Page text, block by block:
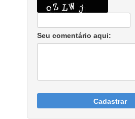
Seu comentário aqui:
Cadastrar